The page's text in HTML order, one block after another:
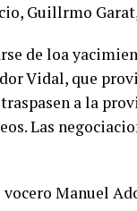
Guillrmo
de loa
Vidal, que
a la
Las
Manuel